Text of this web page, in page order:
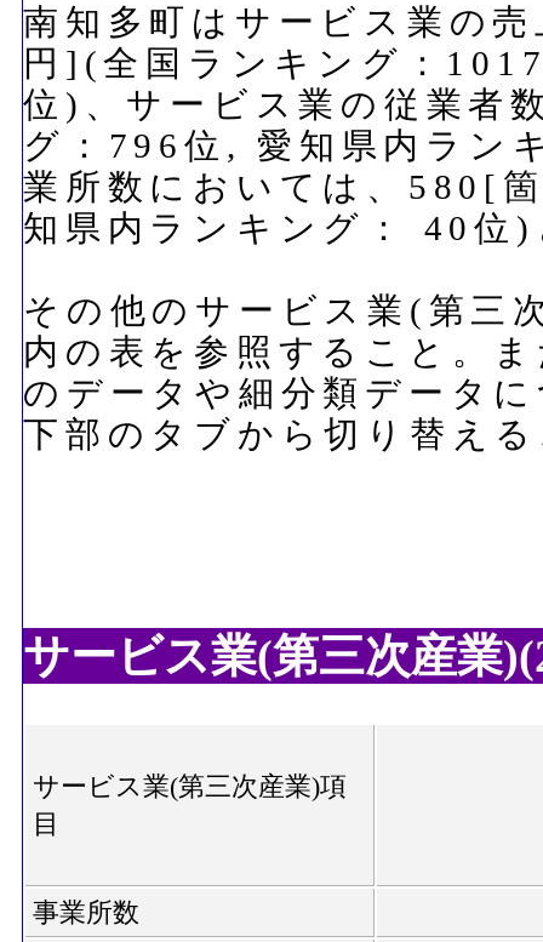
南知多町はサービス業の
円](全国ランキング：
位)、サービス業の従業者
グ：796位, 愛知県内ラン
業所数においては、580[
知県内ランキング： 40位
その他のサービス業(第三
内の表を参照すること。
のデータや細分類データ
下部のタブから切り替え
サービス業(第三次産業
サービス業(第三次産業)項
目
事業所数